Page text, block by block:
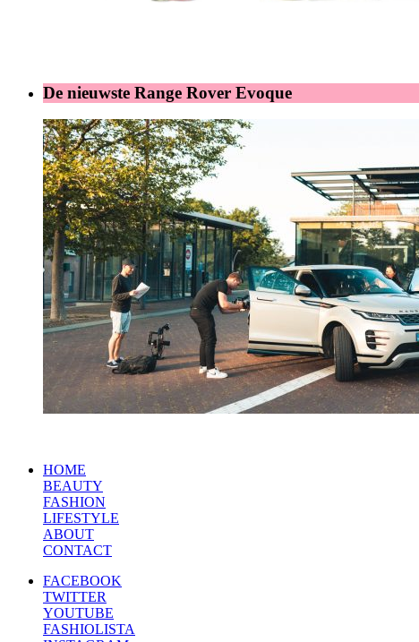
De nieuwste Range Rover Evoque
HOME
BEAUTY
FASHION
LIFESTYLE
ABOUT
CONTACT
FACEBOOK
TWITTER
YOUTUBE
FASHIOLISTA